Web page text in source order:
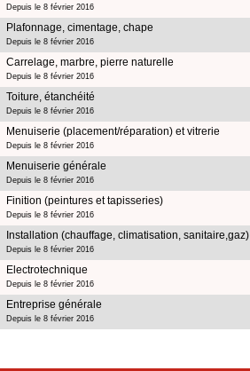
Depuis le 8 février 2016
Plafonnage, cimentage, chape
Depuis le 8 février 2016
Carrelage, marbre, pierre naturelle
Depuis le 8 février 2016
Toiture, étanchéité
Depuis le 8 février 2016
Menuiserie (placement/réparation) et vitrerie
Depuis le 8 février 2016
Menuiserie générale
Depuis le 8 février 2016
Finition (peintures et tapisseries)
Depuis le 8 février 2016
Installation (chauffage, climatisation, sanitaire,gaz)
Depuis le 8 février 2016
Electrotechnique
Depuis le 8 février 2016
Entreprise générale
Depuis le 8 février 2016